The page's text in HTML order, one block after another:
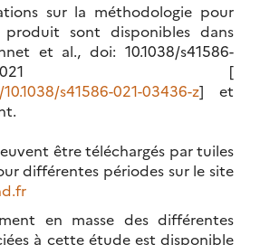
sur la méthodologie pour
sont disponibles dans
et al., doi: 10.1038/s41586-
z,2021 [
s41586-021-03436-z] et
être téléchargés par tuiles
différentes périodes sur le site
en masse des différentes
à cette étude est disponible